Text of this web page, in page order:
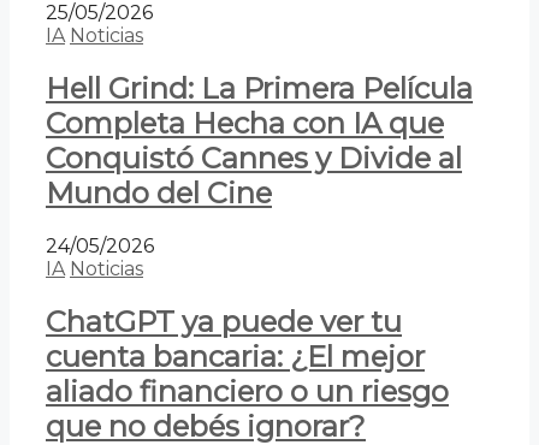
25/05/2026
IA Noticias
Hell Grind: La Primera Película
Completa Hecha con IA que
Conquistó Cannes y Divide al
Mundo del Cine
24/05/2026
IA Noticias
ChatGPT ya puede ver tu
cuenta bancaria: ¿El mejor
aliado financiero o un riesgo
que no debés ignorar?